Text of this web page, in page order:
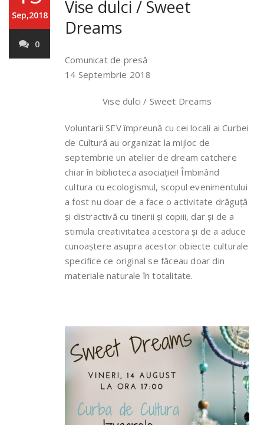
Sep,2018
0
Vise dulci / Sweet
Dreams
Comunicat de presă
14 Septembrie 2018
Vise dulci / Sweet Dreams
Voluntarii SEV împreună cu cei locali ai Curbei
de Cultură au organizat la mijloc de
septembrie un atelier de dream catchere
chiar în biblioteca asociației! Îmbinând
cultura cu ecologismul, scopul evenimentului
a fost nu doar de a face o activitate drăguță
și distractivă cu tinerii și copiii, dar și de a
stimula creativitatea acestora și de a aduce
cunoaștere asupra acestor obiecte culturale
specifice ce original se făceau doar din
materiale naturale în totalitate.